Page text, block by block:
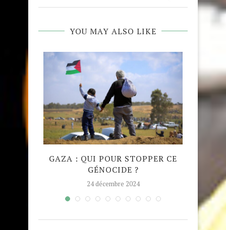
YOU MAY ALSO LIKE
GAZA : QUI POUR STOPPER CE
GÉNOCIDE ?
24 décembre 2024